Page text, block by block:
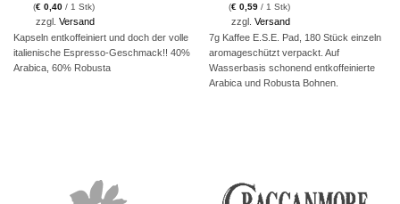
(€ 0,40/ 1 Stk)
zzgl. Versand
Kapseln entkoffeiniert und doch der volle
italienische Espresso-Geschmack!! 40%
Arabica, 60% Robusta
(€ 0,59/ 1 Stk)
zzgl. Versand
7g Kaffee E.S.E. Pad, 180 Stück einzeln
aromageschützt verpackt. Auf
Wasserbasis schonend entkoffeinierte
Arabica und Robusta Bohnen.